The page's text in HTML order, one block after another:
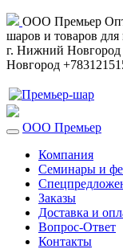
ООО Премьер
шаров и товаров для
г. Нижний Новгород
Новгород
ООО Премьер
Компания
Семинары и
Заказы
Доставка и
Вопрос-Ответ
Контакты